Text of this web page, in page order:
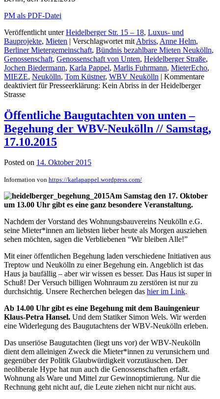
PM als PDF-Datei
Veröffentlicht unter Heidelberger Str. 15 – 18, Luxus- und
Bauprojekte, Mieten | Verschlagwortet mit Abriss, Anne Helm,
Berliner Mietergemeinschaft, Bündnis bezahlbare Mieten Neukölln,
Genossenschaft, Genossenschaft von Unten, Heidelberger Straße,
Jochen Biedermann, Karla Pappel, Marlis Fuhrmann, MieterEcho,
MIEZE, Neukölln, Tom Küstner, WBV Neukölln | Kommentare
deaktiviert für Presseerklärung: Kein Abriss in der Heidelberger
Strasse
Öffentliche Baugutachten von unten –
Begehung der WBV-Neukölln // Samstag,
17.10.2015
Posted on 14. Oktober 2015
Information von https://karlapappel.wordpress.com/
Am Samstag den 17. Oktober
um 13.00 Uhr gibt es eine ganz besondere Veranstaltung.
Nachdem der Vorstand des Wohnungsbauvereins Neukölln e.G.
seine Mieter*innen am liebsten lieber heute als Morgen ausziehen
sehen möchten, sagen die Verbliebenen “Wir bleiben Alle!”
Mit einer öffentlichen Begehung laden verschiedene Initiativen aus
Treptow und Neukölln zu einer Begehung ein. Angeblich ist das
Haus ja baufällig – aber wir wissen es besser. Das Haus ist super in
Schuß! Der Versuch billigen Wohnraum zu zerstören ist nur zu
durchsichtig. Unsere Recherchen belegen das hier im Link.
Ab 14.00 Uhr gibt es eine Begehung mit dem Bauingenieur
Klaus-Petra Hansel. Und dem Statiker Simon Wels. Wir werden
eine Widerlegung des Baugutachtens der WBV-Neukölln erleben.
Das unseriöse Baugutachten (liegt uns vor) der WBV-Neukölln
dient dem alleinigen Zweck die Mieter*innen zu verunsichern und
gegenüber der Politik Glaubwürdigkeit vorzutäuschen. Der
neoliberale Hype hat nun auch die Genossenschaften erfaßt.
Wohnung als Ware und Mittel zur Gewinnoptimierung. Nur die
Rechnung geht nicht auf, die Leute ziehen nicht nur nicht aus.